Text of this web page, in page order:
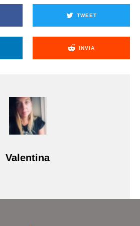
TWEET
INVIA
Valentina